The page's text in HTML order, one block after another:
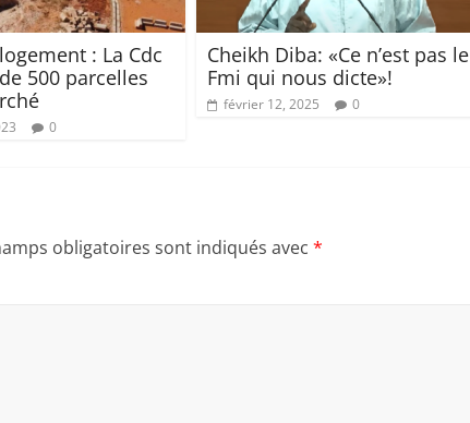
: La Cdc
500 parcelles
0
Cheikh Diba: «Ce n’est pas le
Fmi qui nous dicte»!
février 12, 2025 0
obligatoires sont indiqués avec *